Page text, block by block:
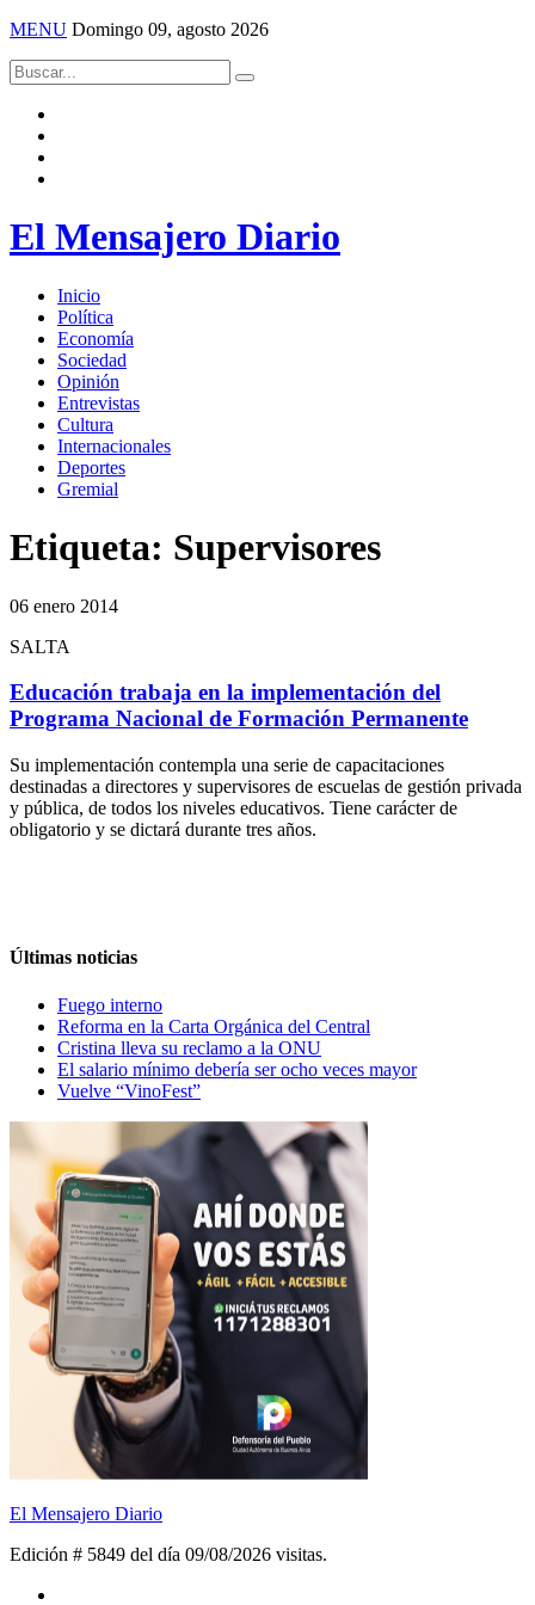
MENU Domingo 09, agosto 2026
El Mensajero Diario
Inicio
Política
Economía
Sociedad
Opinión
Entrevistas
Cultura
Internacionales
Deportes
Gremial
Etiqueta: Supervisores
06 enero 2014
SALTA
Educación trabaja en la implementación del
Programa Nacional de Formación Permanente
Su implementación contempla una serie de capacitaciones
destinadas a directores y supervisores de escuelas de gestión privada
y pública, de todos los niveles educativos. Tiene carácter de
obligatorio y se dictará durante tres años.
Últimas noticias
Fuego interno
Reforma en la Carta Orgánica del Central
Cristina lleva su reclamo a la ONU
El salario mínimo debería ser ocho veces mayor
Vuelve “VinoFest”
El Mensajero Diario
Edición # 5849 del día 09/08/2026 visitas.